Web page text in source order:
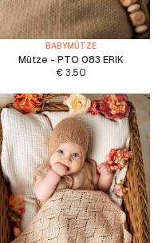
BABYMÜTZE
Mütze - PTO 083 ERIK
€3.50